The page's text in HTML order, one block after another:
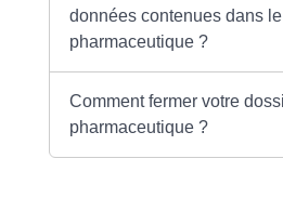
données contenues dans
pharmaceutique ?
Comment fermer votre
pharmaceutique ?